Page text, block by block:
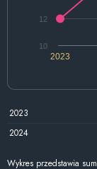
2023
10
12
2023
2024
Wykres przedstawia